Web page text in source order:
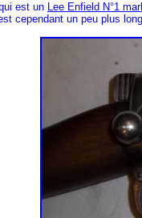
est un Lee Enfield N°1
cependant un peu plus